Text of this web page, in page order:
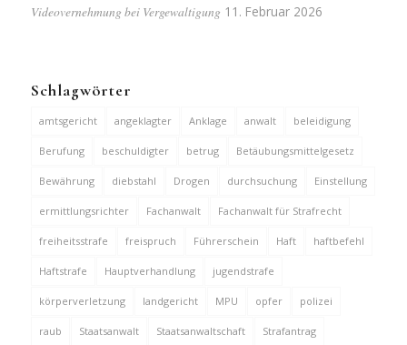
Videovernehmung bei Vergewaltigung 11. Februar 2026
Schlagwörter
amtsgericht angeklagter Anklage anwalt beleidigung
Berufung beschuldigter betrug Betäubungsmittelgesetz
Bewährung diebstahl Drogen durchsuchung Einstellung
ermittlungsrichter Fachanwalt Fachanwalt für Strafrecht
freiheitsstrafe freispruch Führerschein Haft haftbefehl
Haftstrafe Hauptverhandlung jugendstrafe
körperverletzung landgericht MPU opfer polizei
raub Staatsanwalt Staatsanwaltschaft Strafantrag